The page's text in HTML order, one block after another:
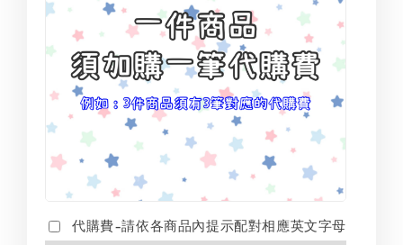
代購費-請依各商品內提示配對相應英文字母